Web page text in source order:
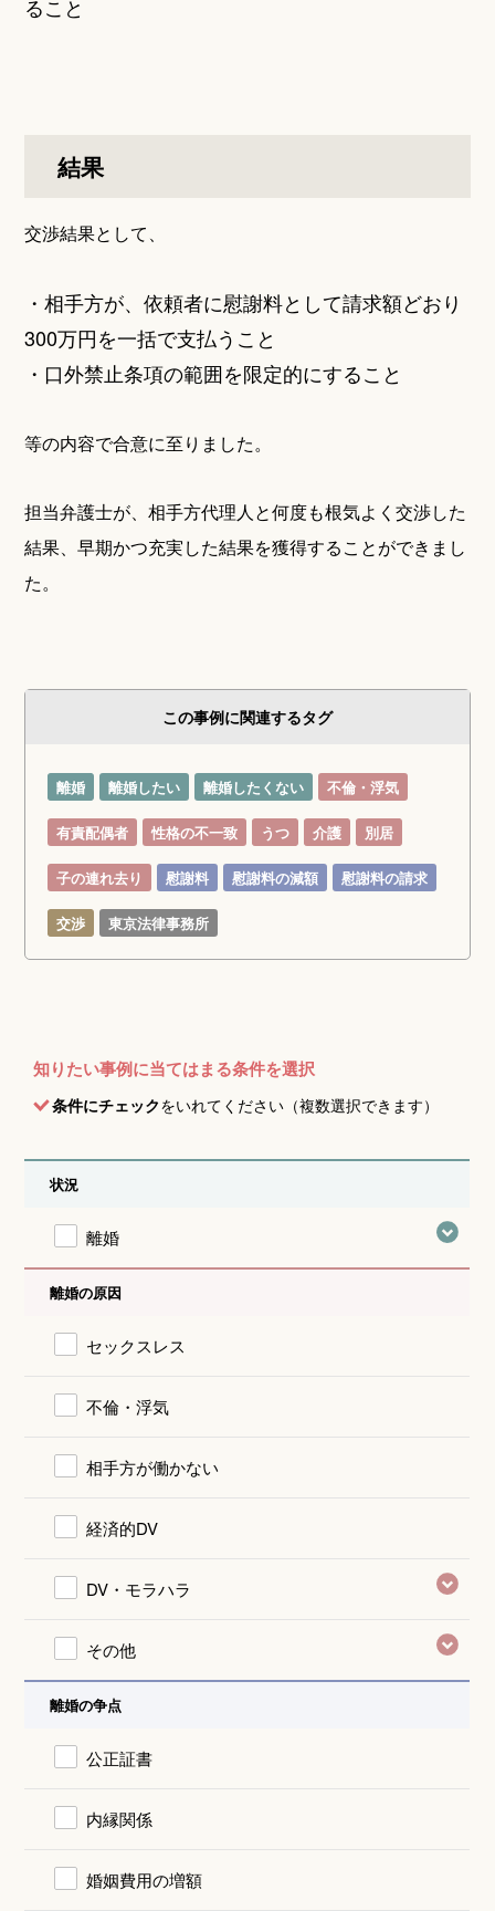
ること
結果
交渉結果として、
・相手方が、依頼者に慰謝料として請求額どおり
300万円を一括で支払うこと
・口外禁止条項の範囲を限定的にすること
等の内容で合意に至りました。
担当弁護士が、相手方代理人と何度も根気よく交渉した
結果、早期かつ充実した結果を獲得することができまし
た。
この事例に関連するタグ
離婚 離婚したい 離婚したくない 不倫・浮気
有責配偶者 性格の不一致 うつ 介護 別居
子の連れ去り 慰謝料 慰謝料の減額 慰謝料の請求
交渉 東京法律事務所
知りたい事例に当てはまる条件を選択
条件にチェックをいれてください（複数選択できます）
状況
離婚
離婚の原因
セックスレス
不倫・浮気
相手方が働かない
経済的DV
DV・モラハラ
その他
離婚の争点
公正証書
内縁関係
婚姻費用の増額